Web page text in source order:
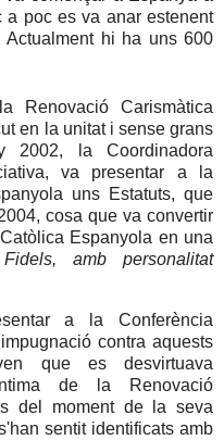
poc es va anar estenent
Actualment hi ha uns 600
Renovació Carismàtica
en la unitat i sense grans
2002, la Coordinadora
va presentar a la
uns Estatuts, que
cosa que va convertir
Espanyola en una
amb personalitat
a la Conferència
contra aquests
que es desvirtuava
de la Renovació
del moment de la seva
sentit identificats amb